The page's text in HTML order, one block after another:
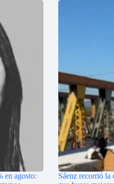
en agosto:
Sáenz recorrió la